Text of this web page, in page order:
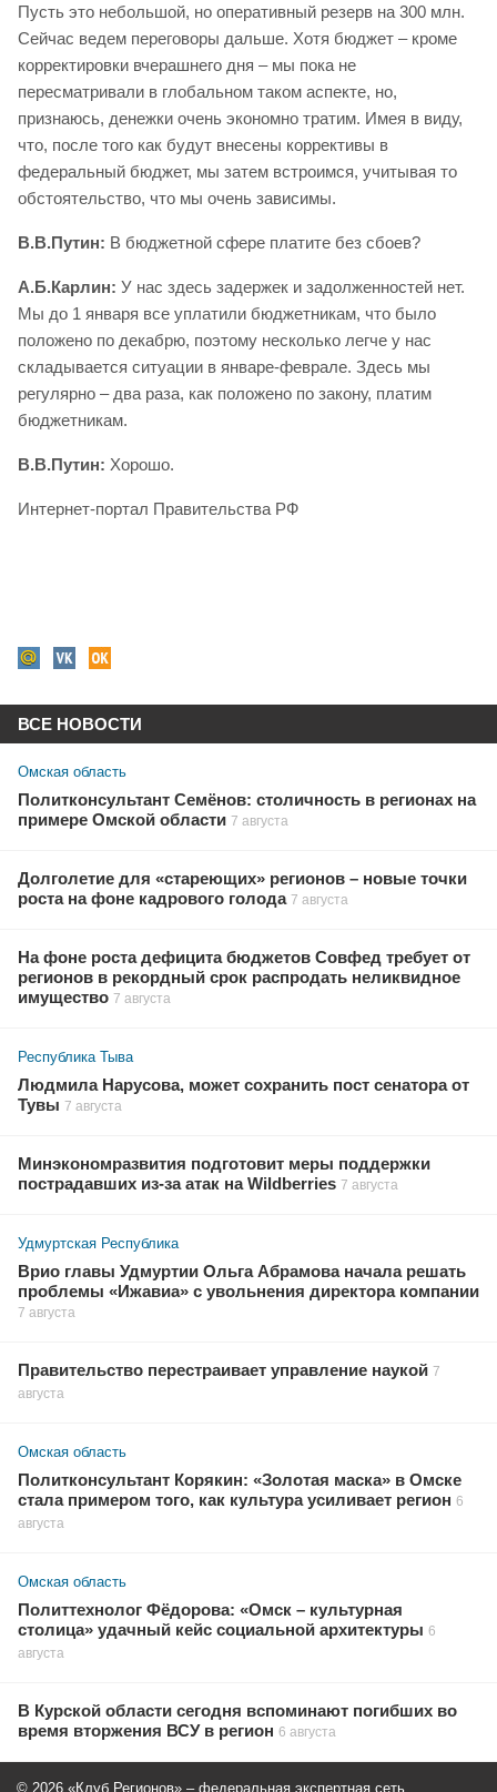
Пусть это небольшой, но оперативный резерв на 300 млн.
Сейчас ведем переговоры дальше. Хотя бюджет – кроме
корректировки вчерашнего дня – мы пока не
пересматривали в глобальном таком аспекте, но,
признаюсь, денежки очень экономно тратим. Имея в виду,
что, после того как будут внесены коррективы в
федеральный бюджет, мы затем встроимся, учитывая то
обстоятельство, что мы очень зависимы.
В.В.Путин: В бюджетной сфере платите без сбоев?
А.Б.Карлин: У нас здесь задержек и задолженностей нет.
Мы до 1 января все уплатили бюджетникам, что было
положено по декабрю, поэтому несколько легче у нас
складывается ситуации в январе-феврале. Здесь мы
регулярно – два раза, как положено по закону, платим
бюджетникам.
В.В.Путин: Хорошо.
Интернет-портал Правительства РФ
ВСЕ НОВОСТИ
Омская область
Политконсультант Семёнов: столичность в регионах на
примере Омской области 7 августа
Долголетие для «стареющих» регионов – новые точки
роста на фоне кадрового голода 7 августа
На фоне роста дефицита бюджетов Совфед требует от
регионов в рекордный срок распродать неликвидное
имущество 7 августа
Республика Тыва
Людмила Нарусова, может сохранить пост сенатора от
Тувы 7 августа
Минэкономразвития подготовит меры поддержки
пострадавших из-за атак на Wildberries 7 августа
Удмуртская Республика
Врио главы Удмуртии Ольга Абрамова начала решать
проблемы «Ижавиа» с увольнения директора компании
7 августа
Правительство перестраивает управление наукой 7
августа
Омская область
Политконсультант Корякин: «Золотая маска» в Омске
стала примером того, как культура усиливает регион 6
августа
Омская область
Политтехнолог Фёдорова: «Омск – культурная
столица» удачный кейс социальной архитектуры 6
августа
В Курской области сегодня вспоминают погибших во
время вторжения ВСУ в регион 6 августа
© 2026 «Клуб Регионов» – федеральная экспертная сеть.